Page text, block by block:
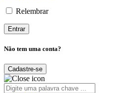
Relembrar
Não tem uma conta?
Cadastre-se